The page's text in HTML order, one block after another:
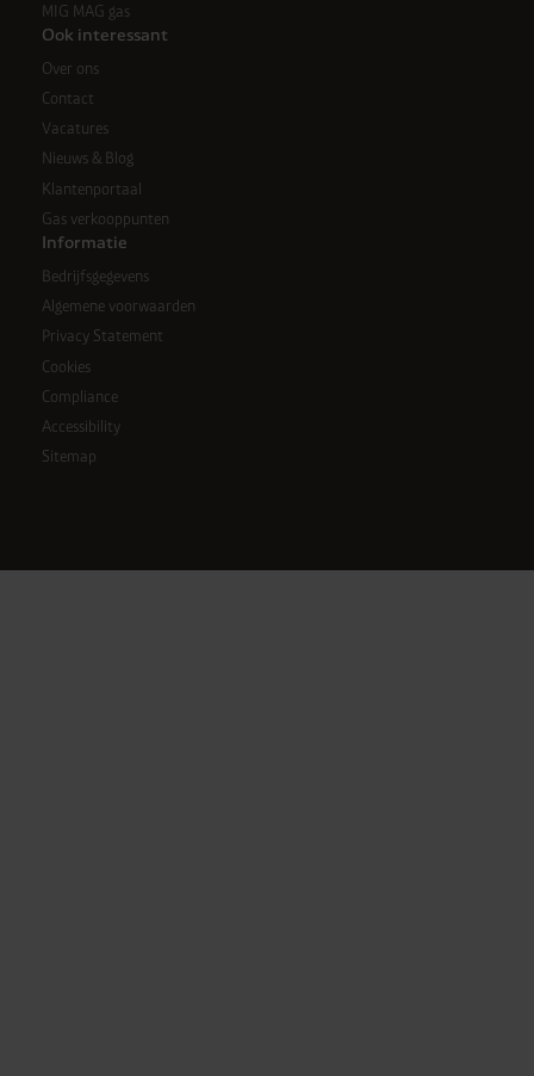
MIG MAG gas
Ook interessant
Over ons
Contact
Vacatures
Nieuws & Blog
Klantenportaal
Gas verkooppunten
Informatie
Bedrijfsgegevens
Algemene voorwaarden
Privacy Statement
Cookies
Compliance
Accessibility
Sitemap